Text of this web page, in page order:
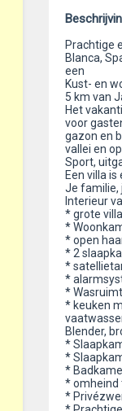
Prachtige
Blanca,
een
Kust- en
5 km van
Het
voor
gazon en
vallei en
Sport,
Een villa
Je familie,
Interieur
* grote villa
*
* open
* 2
*
*
*
* keuken
Blender,
*
*
*
* omheind
*